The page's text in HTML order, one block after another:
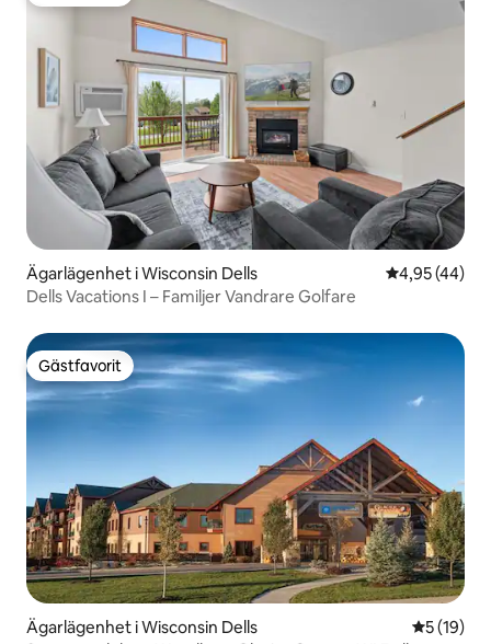
Ägarlägenhet i Wisconsin Dells 4,95 av 5 i
4,95 (44)
Dells Vacations I – Familjer Vandrare Golfare
Gästfavorit
Gästfavorit
Ägarlägenhet i Wisconsin Dells 5 av 5 i
5 (19)